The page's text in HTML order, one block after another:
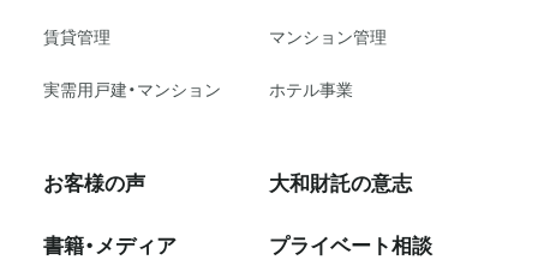
賃貸管理
マンション管理
実需用戸建・マンション
ホテル事業
お客様の声
書籍・メディア
大和財託の意志
プライベート相談